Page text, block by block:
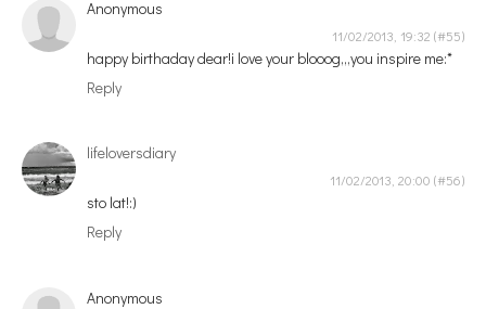
Anonymous
11/02/2013, 19:32
happy birthaday dear!i love your blooog,,,you inspire me:*
Reply
lifeloversdiary
11/02/2013, 20:00
sto lat!:)
Reply
Anonymous